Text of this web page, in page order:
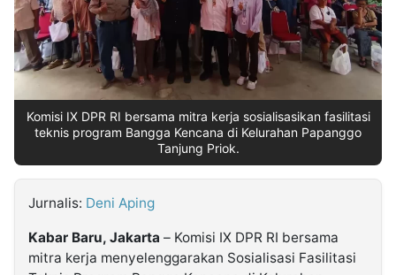
Follow
Kabarbaru
Komisi IX DPR RI bersama mitra kerja sosialisasikan fasilitasi
teknis program Bangga Kencana di Kelurahan Papanggo
Tanjung Priok.
Jurnalis: Deni Aping
Kabar Baru, Jakarta – Komisi IX DPR RI bersama
mitra kerja menyelenggarakan Sosialisasi Fasilitasi